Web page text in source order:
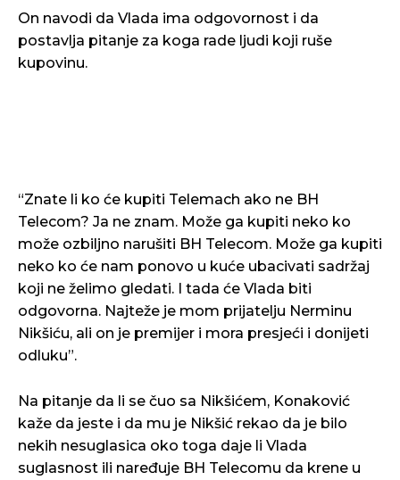
On navodi da Vlada ima odgovornost i da
postavlja pitanje za koga rade ljudi koji ruše
kupovinu.
“Znate li ko će kupiti Telemach ako ne BH
Telecom? Ja ne znam. Može ga kupiti neko ko
može ozbiljno narušiti BH Telecom. Može ga kupiti
neko ko će nam ponovo u kuće ubacivati sadržaj
koji ne želimo gledati. I tada će Vlada biti
odgovorna. Najteže je mom prijatelju Nerminu
Nikšiću, ali on je premijer i mora presjeći i donijeti
odluku”.
Na pitanje da li se čuo sa Nikšićem, Konaković
kaže da jeste i da mu je Nikšić rekao da je bilo
nekih nesuglasica oko toga daje li Vlada
suglasnost ili naređuje BH Telecomu da krene u